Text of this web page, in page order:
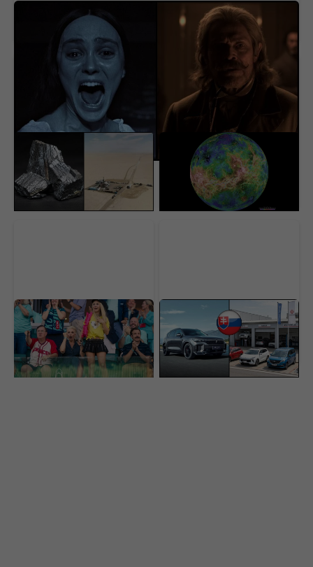
Na Netflix dorazila geniálna novinka aj s
dabingom. Má aj slovenský rukopis
USA našli pod púšťou
surovinový poklad za 152
miliárd dolárov. V ťažbe
im stojí nečakaná
prekážka
Vedci sa vo Venuši celé
roky mýlili. Pod jej
povrchom objavili
procesy, s ktorými sa
ešte nestretli
Najlepší komediálny
seriál sa vrátil a prvá časť
už je online. Ohlasy sa
rozchádzajú
Čínske autá útočia na
svoju najväčšiu slabinu.
Toto má byť riešenie,
ako si získať Slovákov